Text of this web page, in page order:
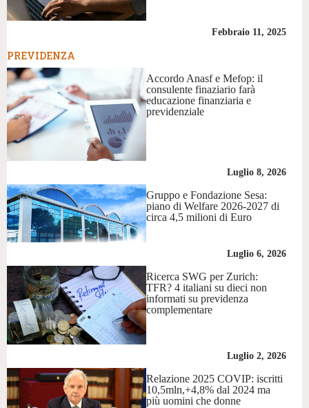
Febbraio 11, 2025
PREVIDENZA
Accordo Anasf e Mefop: il
consulente finaziario farà
educazione finanziaria e
previdenziale
Luglio 8, 2026
Gruppo e Fondazione Sesa:
piano di Welfare 2026-2027 di
circa 4,5 milioni di Euro
Luglio 6, 2026
Ricerca SWG per Zurich:
TFR? 4 italiani su dieci non
informati su previdenza
complementare
Luglio 2, 2026
Relazione 2025 COVIP: iscritti
10,5mln,+4,8% dal 2024 ma
più uomini che donne